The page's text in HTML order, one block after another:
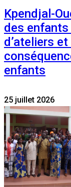
Kpendjal-
des
d’ateliers
enfants
25 juillet 2026